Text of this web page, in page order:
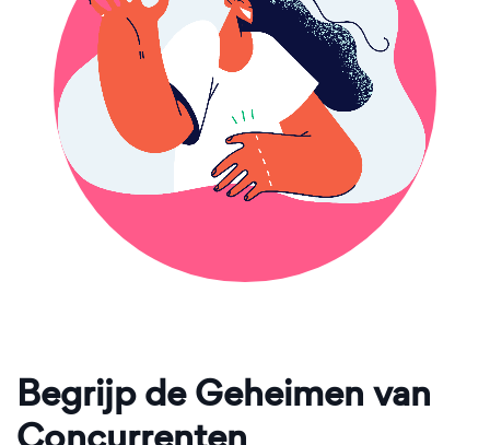
Begrijp de Geheimen van